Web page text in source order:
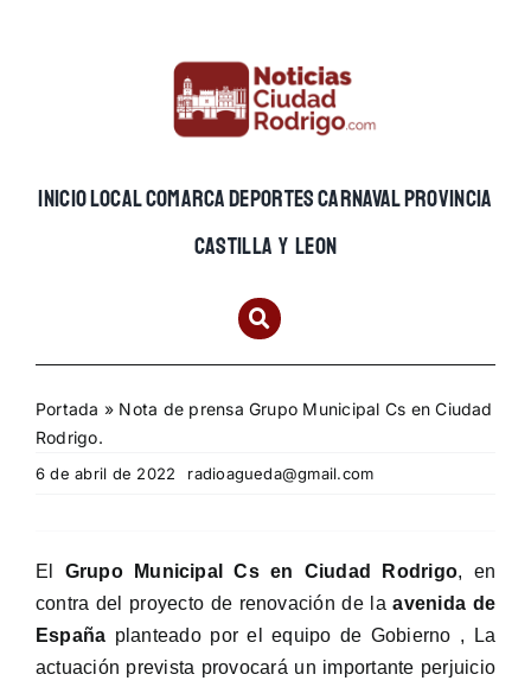
INICIOLOCALCOMARCADEPORTESCARNAVALPROVINCIA
CASTILLA Y LEON
Portada » Nota de prensa Grupo Municipal Cs en Ciudad
Rodrigo.
6 de abril de 2022 radioagueda@gmail.com
El Grupo Municipal Cs en Ciudad Rodrigo, en
contra del proyecto de renovación de laavenida de
España planteado por el equipo de Gobierno , La
actuación prevista provocará un importante perjuicio